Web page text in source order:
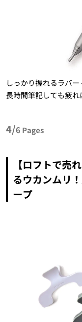
しっかり握れるラバ
長時間筆記しても疲れ
4/6 Pages
【ロフトで売
るウカンムリ
ープ